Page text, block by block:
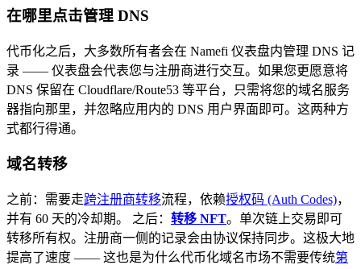
在哪里点击管理 DNS
代币化之后，大多数所有者会在 Namefi 仪表盘内管理 DNS 记
录 —— 仪表盘会代表您与注册商进行交互。如果您更愿意将
DNS 保留在 Cloudflare/Route53 等平台，只需将您的域名服务
器指向那里，并忽略应用内的 DNS 用户界面即可。这两种方
式都行得通。
域名转移
之前：需要走跨注册商转移流程，依赖授权码 (Auth Codes)，
并有 60 天的冷却期。 之后： 转移 NFT。单次链上交易即可
转移所有权。注册商一侧的记录会由协议保持同步。这极大地
提高了速度 —— 这也是为什么代币化域名市场不需要传统第